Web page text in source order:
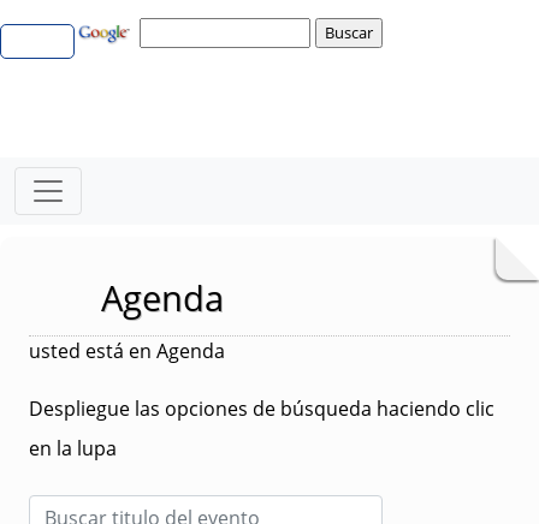
Agenda
usted está en Agenda
Despliegue las opciones de búsqueda haciendo clic
en la lupa